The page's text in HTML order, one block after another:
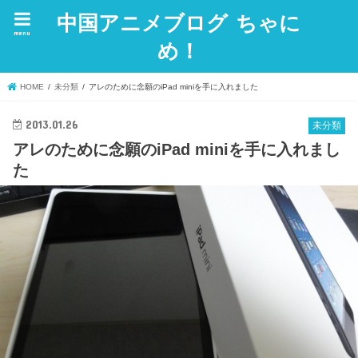
中国アニメブログ ちゃに
め！
menu
HOME 未分類 アレのために念願のiPad miniを手に入れました
未分類
2013.01.26
アレのために念願のiPad miniを手に入れまし
た